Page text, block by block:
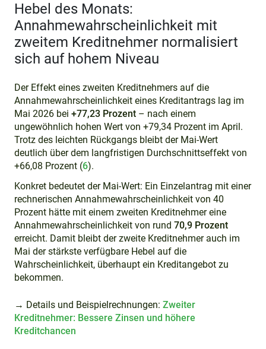
Hebel des Monats:
Annahmewahrscheinlichkeit mit
zweitem Kreditnehmer normalisiert
sich auf hohem Niveau
Der Effekt eines zweiten Kreditnehmers auf die
Annahmewahrscheinlichkeit eines Kreditantrags lag im
Mai 2026 bei +77,23 Prozent – nach einem
ungewöhnlich hohen Wert von +79,34 Prozent im April.
Trotz des leichten Rückgangs bleibt der Mai-Wert
deutlich über dem langfristigen Durchschnittseffekt von
+66,08 Prozent (6).
Konkret bedeutet der Mai-Wert: Ein Einzelantrag mit einer
rechnerischen Annahmewahrscheinlichkeit von 40
Prozent hätte mit einem zweiten Kreditnehmer eine
Annahmewahrscheinlichkeit von rund 70,9 Prozent
erreicht. Damit bleibt der zweite Kreditnehmer auch im
Mai der stärkste verfügbare Hebel auf die
Wahrscheinlichkeit, überhaupt ein Kreditangebot zu
bekommen.
→ Details und Beispielrechnungen: Zweiter
Kreditnehmer: Bessere Zinsen und höhere
Kreditchancen